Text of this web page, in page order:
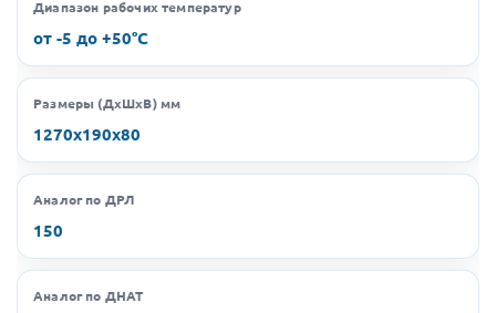
Диапазон рабочих температур
от -5 до +50°C
Размеры (ДхШхВ) мм
1270х190х80
Аналог по ДРЛ
150
Аналог по ДНАТ